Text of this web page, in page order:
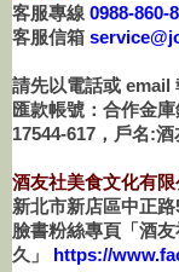
客服專線 0988-860-
客服信箱
請先以電話或 email
匯款帳號：合作金
17544-617，戶名:
酒友社美食文化有限
新北市新店區中正
臉書粉絲專頁「酒
久」 https://